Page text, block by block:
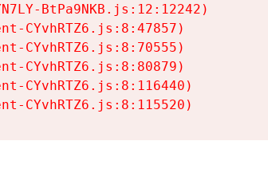
BtPa9NKB.js:12:12242)
CYvhRTZ6.js:8:47857)
CYvhRTZ6.js:8:70555)
CYvhRTZ6.js:8:80879)
CYvhRTZ6.js:8:116440)
CYvhRTZ6.js:8:115520)